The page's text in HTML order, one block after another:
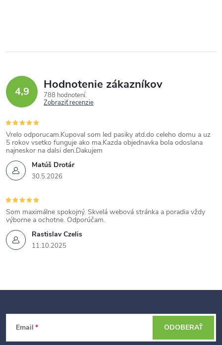
4,9 Hodnotenie zákazníkov
788 hodnotení
Zobraziť recenzie
Matúš Drotár
30.5.2026
Vrelo odporucam.Kupoval som led pasiky atd.do celeho domu a uz
5 rokov vsetko funguje ako ma.Kazda objednavka bola odoslana
najneskor na dalsi den.Dakujem
Rastislav Czelis
11.10.2025
Som maximálne spokojný. Skvelá webová stránka a poradia vždy
výborne a ochotne. Odporúčam.
Email ODOBERAŤ